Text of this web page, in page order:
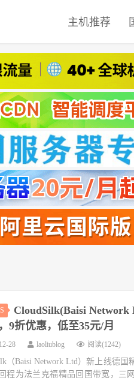
主机推荐
CloudSilk(Baisi
9折优惠，低至35元/月
28 laoliublog 阅读(1242)
（Baisi Network Ltd）新上线德
程为法兰克福精品回国带宽，三